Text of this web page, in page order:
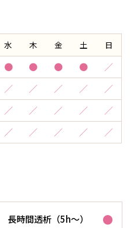
水 木 金 土 日
● ● ● ●
／
／ ／ ／ ／
／
／ ／ ／ ／
／
／ ／ ／ ／ ／
長時間透析（5h～） ●